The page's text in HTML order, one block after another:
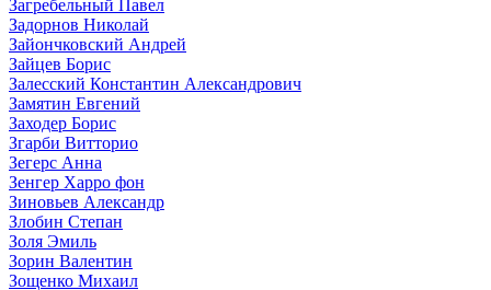
Загребельный Павел
Задорнов Николай
Зайончковский Андрей
Зайцев Борис
Залесский Константин Александрович
Замятин Евгений
Заходер Борис
Згарби Витторио
Зегерс Анна
Зенгер Харро фон
Зиновьев Александр
Злобин Степан
Золя Эмиль
Зорин Валентин
Зощенко Михаил